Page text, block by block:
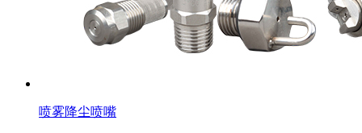
喷雾降尘喷嘴